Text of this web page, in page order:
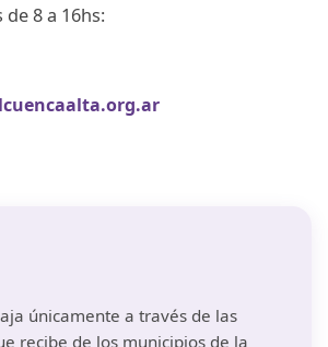
8 a 16hs:
únicamente a través de las
recibe de los municipios de la